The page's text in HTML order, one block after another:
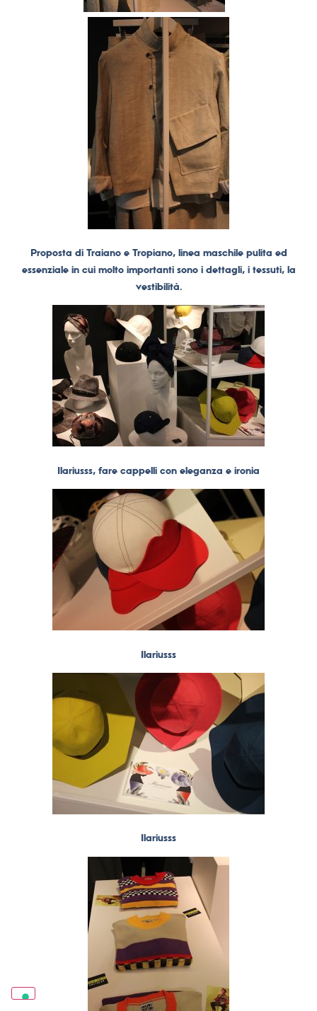
Proposta di Traiano e Tropiano, linea maschile pulita ed
essenziale in cui molto importanti sono i dettagli, i tessuti, la
vestibilità.
Ilariusss, fare cappelli con eleganza e ironia
Ilariusss
Ilariusss